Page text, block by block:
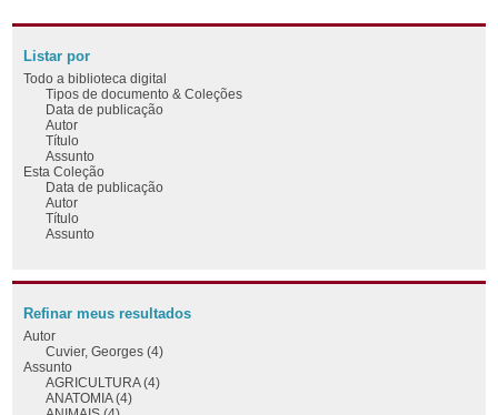
Listar por
Todo a biblioteca digital
Tipos de documento & Coleções
Data de publicação
Autor
Título
Assunto
Esta Coleção
Data de publicação
Autor
Título
Assunto
Refinar meus resultados
Autor
Cuvier, Georges (4)
Assunto
AGRICULTURA (4)
ANATOMIA (4)